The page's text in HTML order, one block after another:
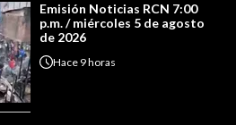
Emisión Noticias RCN 7:00
p.m. / miércoles 5 de agosto
de 2026
Hace 9 horas